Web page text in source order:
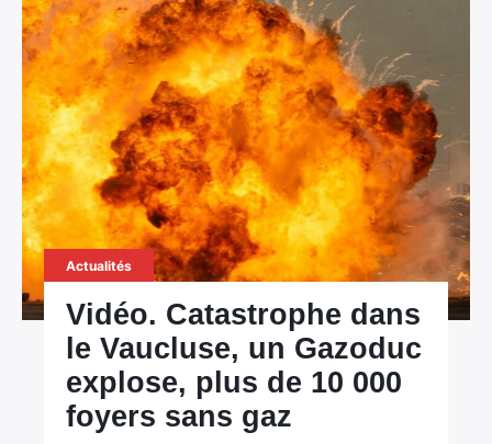
Actualités
Vidéo. Catastrophe dans
le Vaucluse, un Gazoduc
explose, plus de 10 000
foyers sans gaz